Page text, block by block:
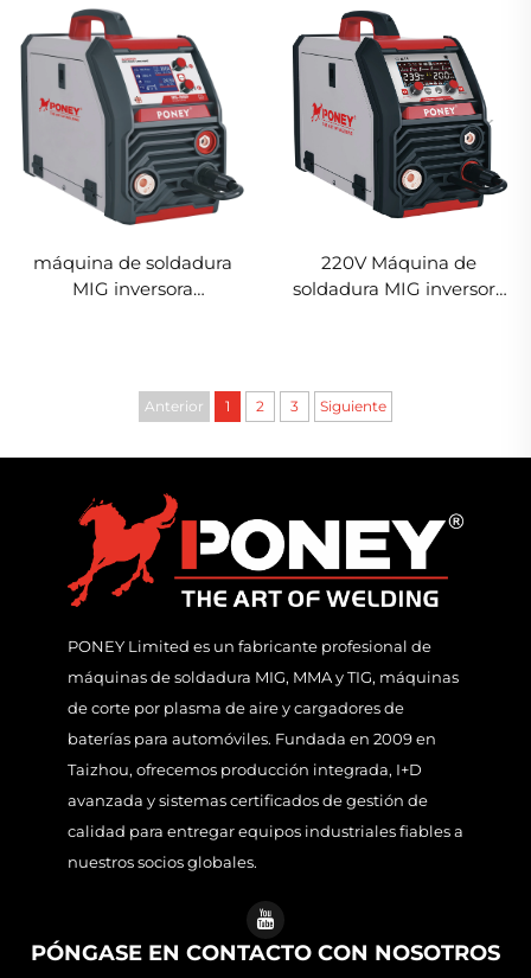
control digital, soldadora
sinérgica
soldadora sinérgica
máquina de soldadura
MIG inversora
función sinérgica
220V Máquina de
soldadura MIG inversora
Anterior 1 2 3 Siguiente
PONEY Limited es un fabricante profesional de
máquinas de soldadura MIG, MMA y TIG, máquinas
de corte por plasma de aire y cargadores de
baterías para automóviles. Fundada en 2009 en
Taizhou, ofrecemos producción integrada, I+D
avanzada y sistemas certificados de gestión de
calidad para entregar equipos industriales fiables a
nuestros socios globales.
PÓNGASE EN CONTACTO CON NOSOTROS